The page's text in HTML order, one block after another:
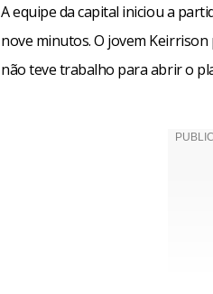
A equipe da capital iniciou a
nove minutos. O jovem
não teve trabalho para abrir o